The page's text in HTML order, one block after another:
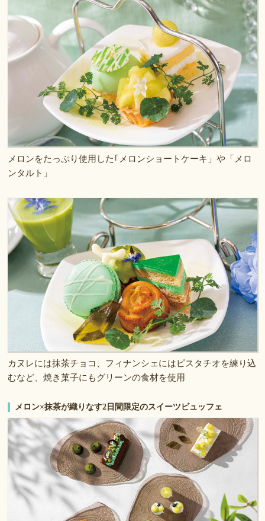
メロンをたっぷり使用した｢メロンショートケーキ」や「メロ
ンタルト」
カヌレには抹茶チョコ、フィナンシェにはピスタチオを練り込
むなど、焼き菓子にもグリーンの食材を使用
メロン×抹茶が織りなす2日間限定のスイーツビュッフェ